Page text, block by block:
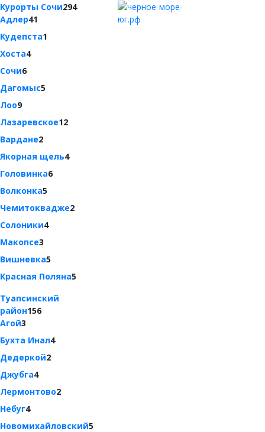
Курорты Сочи294
Адлер41
Кудепста1
Хоста4
Сочи6
Дагомыс5
Лоо9
Лазаревское12
Вардане2
Якорная щель4
Головинка6
Волконка5
Чемитоквадже2
Солоники4
Макопсе3
Вишневка5
Красная Поляна5
Туапсинский
район156
Агой3
Бухта Инал4
Дедеркой2
Джубга4
Лермонтово2
Небуг4
Новомихайловский5